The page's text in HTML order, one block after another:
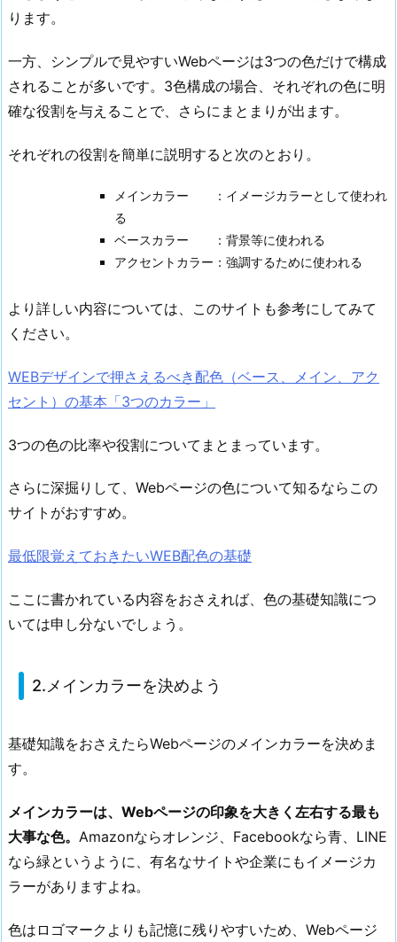
う
2.
2.
メ
ン
よ
う
3.
3.
み
わ
せ
色
決
め
e
ー
ジ
の
ッ
ります。
一方、シンプルで見やすいWebページは3つの色だけで構成
されることが多いです。3色構成の場合、それぞれの色に明
確な役割を与えることで、さらにまとまりが出ます。
それぞれの役割を簡単に説明すると次のとおり。
メインカラー ：イメージカラーとして使われ
る
ベースカラー ：背景等に使われる
アクセントカラー：強調するために使われる
より詳しい内容については、このサイトも参考にしてみて
ください。
WEBデザインで押さえるべき配色（ベース、メイン、アク
セント）の基本「3つのカラー」
3つの色の比率や役割についてまとまっています。
さらに深掘りして、Webページの色について知るならこの
サイトがおすすめ。
最低限覚えておきたいWEB配色の基礎
ここに書かれている内容をおさえれば、色の基礎知識につ
いては申し分ないでしょう。
2.メインカラーを決めよう
基礎知識をおさえたらWebページのメインカラーを決めま
す。
メインカラーは、Webページの印象を大きく左右する最も
大事な色。 Amazonならオレンジ、Facebookなら青、LINE
なら緑というように、有名なサイトや企業にもイメージカ
ラーがありますよね。
色はロゴマークよりも記憶に残りやすいため、Webページ